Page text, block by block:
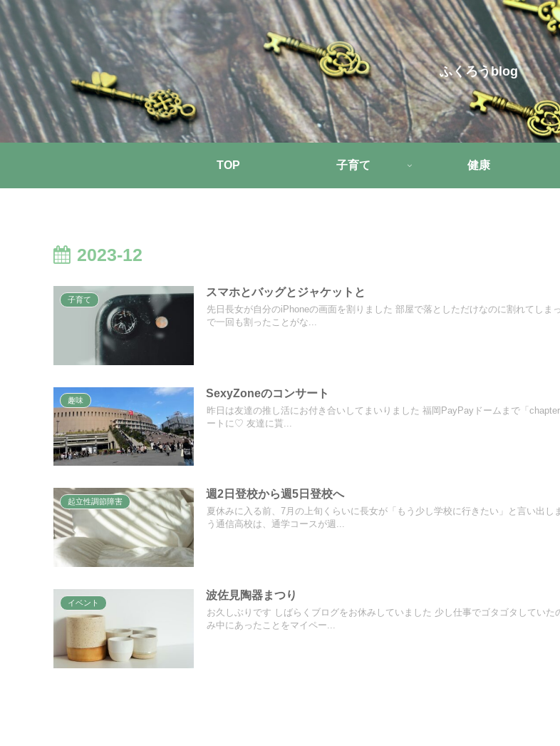
ふくろうblog
TOP 子育て 健康
2023-12
子育て
スマホとバッグとジャケットと
先日長女が自分のiPhoneの画面を割りました 部屋で落としただけなのに割れてしま
で一回も割ったことがな...
趣味
SexyZoneのコンサート
昨日は友達の推し活にお付き合いしてまいりました 福岡PayPayドームまで「
ートに♡ 友達に貰...
起立性調節障害
週2日登校から週5日登校へ
夏休みに入る前、7月の上旬くらいに長女が「もう少し学校に行きたい」と言い出し
う通信高校は、通学コースが週...
イベント
波佐見陶器まつり
お久しぶりです しばらくブログをお休みしていました 少し仕事でゴタゴタしていた
み中にあったことをマイペー...